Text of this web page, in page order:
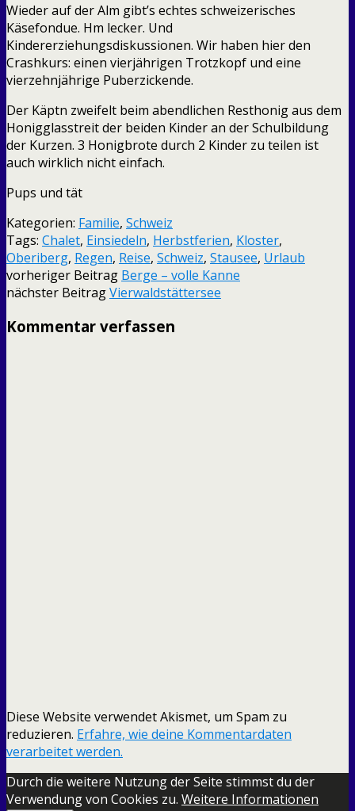
Wieder auf der Alm gibt’s echtes schweizerisches
Käsefondue. Hm lecker. Und
Kindererziehungsdiskussionen. Wir haben hier den
Crashkurs: einen vierjährigen Trotzkopf und eine
vierzehnjährige Puberzickende.
Der Käptn zweifelt beim abendlichen Resthonig aus dem
Honigglasstreit der beiden Kinder an der Schulbildung
der Kurzen. 3 Honigbrote durch 2 Kinder zu teilen ist
auch wirklich nicht einfach.
Pups und tät
Kategorien: Familie, Schweiz
Tags: Chalet, Einsiedeln, Herbstferien, Kloster,
Oberiberg, Regen, Reise, Schweiz, Stausee, Urlaub
vorheriger Beitrag Berge – volle Kanne
nächster BeitragVierwaldstättersee
Kommentar verfassen
Diese Website verwendet Akismet, um Spam zu
reduzieren. Erfahre, wie deine Kommentardaten
verarbeitet werden.
Durch die weitere Nutzung der Seite stimmst du der
Verwendung von Cookies zu. Weitere Informationen